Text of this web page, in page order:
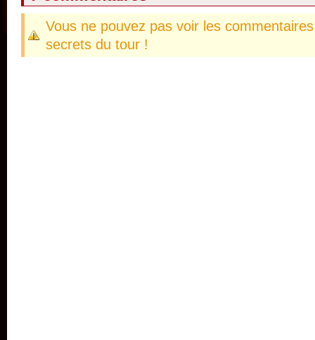
Vous ne pouvez pas voir les
secrets du tour !